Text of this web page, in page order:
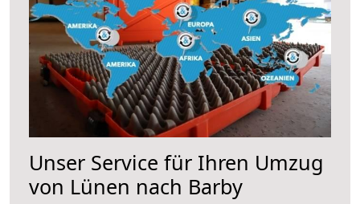
Unser Service für Ihren Umzug
von Lünen nach Barby